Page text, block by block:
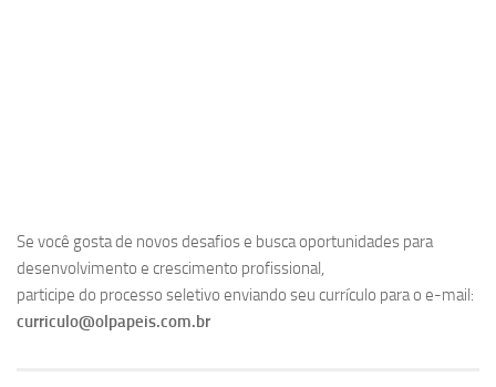
Se você gosta de novos desafios e busca oportunidades para
desenvolvimento e crescimento profissional,
participe do processo seletivo enviando seu currículo para o e-mail:
curriculo@olpapeis.com.br